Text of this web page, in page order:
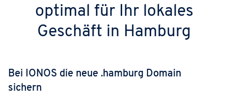
optimal für Ihr lokales
Geschäft in Hamburg
Bei IONOS die neue .hamburg Domain
sichern